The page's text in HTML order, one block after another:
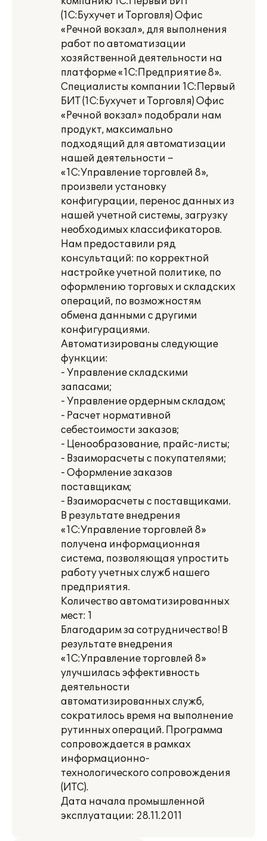
(1С:Бухучет и Торговля) Офис
«Речной вокзал», для выполнения
работ по автоматизации
хозяйственной деятельности на
платформе «1С:Предприятие 8».
Специалисты компании 1С:Первый
БИТ (1С:Бухучет и Торговля) Офис
«Речной вокзал» подобрали нам
продукт, максимально
подходящий для автоматизации
нашей деятельности –
«1С:Управление торговлей 8»,
произвели установку
конфигурации, перенос данных из
нашей учетной системы, загрузку
необходимых классификаторов.
Нам предоставили ряд
консультаций: по корректной
настройке учетной политике, по
оформлению торговых и складских
операций, по возможностям
обмена данными с другими
конфигурациями.
Автоматизированы следующие
функции:
- Управление складскими
запасами;
- Управление ордерным складом;
- Расчет нормативной
себестоимости заказов;
- Ценообразование, прайс-листы;
- Взаиморасчеты с покупателями;
- Оформление заказов
поставщикам;
- Взаиморасчеты с поставщиками.
В результате внедрения
«1С:Управление торговлей 8»
получена информационная
система, позволяющая упростить
работу учетных служб нашего
предприятия.
Количество автоматизированных
мест: 1
Благодарим за сотрудничество! В
результате внедрения
«1С:Управление торговлей 8»
улучшилась эффективность
деятельности
автоматизированных служб,
сократилось время на выполнение
рутинных операций. Программа
сопровождается в рамках
информационно-
технологического сопровождения
(ИТС).
Дата начала промышленной
эксплуатации: 28.11.2011